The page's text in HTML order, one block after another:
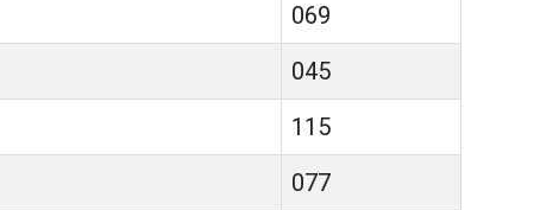
069
045
115
077